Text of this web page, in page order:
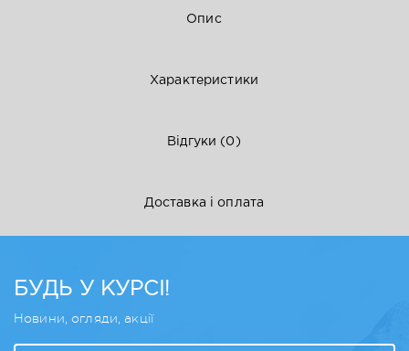
Опис
Характеристики
Відгуки (0)
Доставка і оплата
БУДЬ У КУРСІ!
Новини, огляди, акції